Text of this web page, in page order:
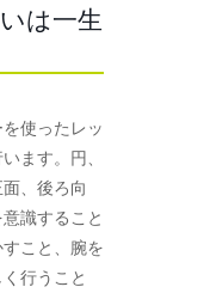
は一生
使ったレッ
ます。円、
、後ろ向
識すること
こと、腕を
行うこと